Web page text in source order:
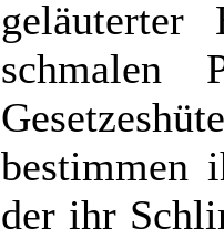
geläuterter
schmalen
bestimmen
der ihr